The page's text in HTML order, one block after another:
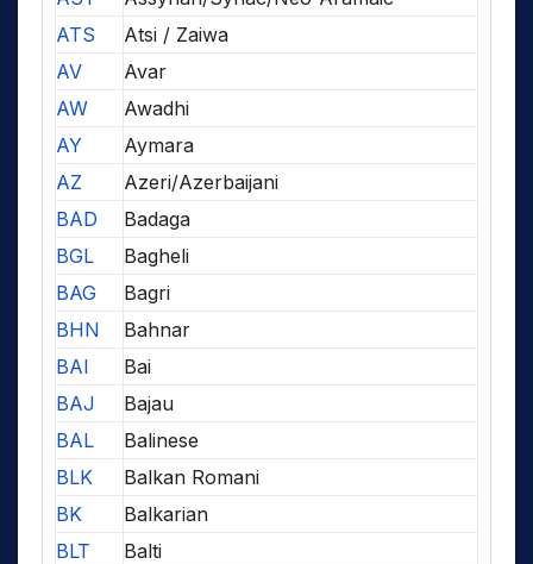
ATS
Atsi / Zaiwa
AV
Avar
AW
Awadhi
AY
Aymara
AZ
Azeri/Azerbaijani
BAD
Badaga
BGL
Bagheli
BAG
Bagri
BHN
Bahnar
BAI
Bai
BAJ
Bajau
BAL
Balinese
BLK
Balkan Romani
BK
Balkarian
BLT
Balti